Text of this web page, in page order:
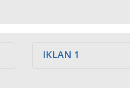
IKLAN 1